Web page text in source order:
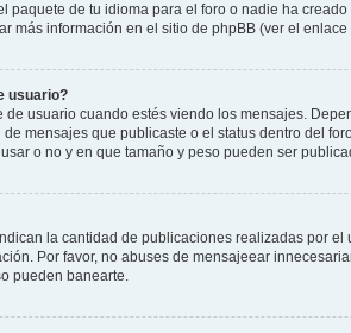
paquete de tu idioma para el foro o nadie ha
más información en el sitio de phpBB (ver el
usuario?
usuario cuando estés viendo los mensajes.
mensajes que publicaste o el status dentro del
o no y en que tamaño y peso pueden ser
la cantidad de publicaciones realizadas por
Por favor, no abuses de mensajeear
pueden banearte.